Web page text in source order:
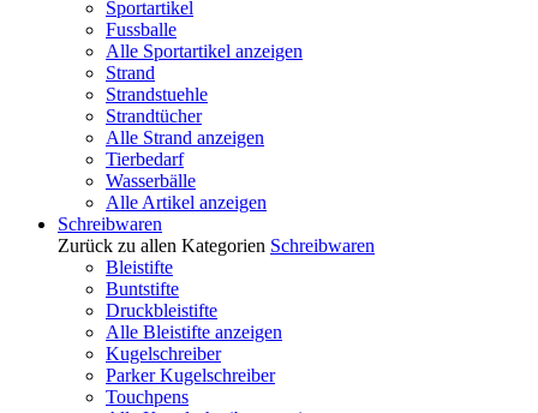
Sportartikel
Fussballe
Alle Sportartikel anzeigen
Strand
Strandstuehle
Strandtücher
Alle Strand anzeigen
Tierbedarf
Wasserbälle
Alle Artikel anzeigen
Schreibwaren
Zurück zu allen Kategorien Schreibwaren
Bleistifte
Buntstifte
Druckbleistifte
Alle Bleistifte anzeigen
Kugelschreiber
Parker Kugelschreiber
Touchpens